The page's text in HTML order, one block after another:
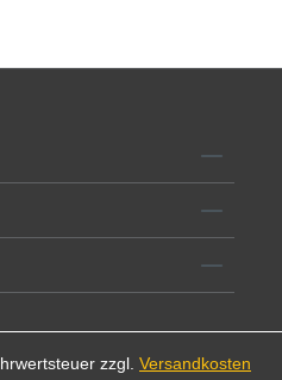
zzgl. Versandkosten